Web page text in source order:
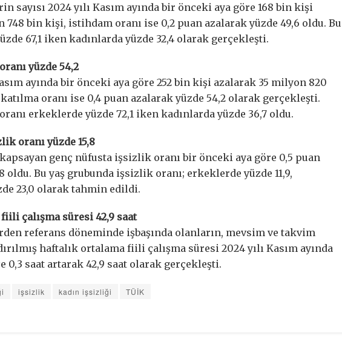
sayısı 2024 yılı Kasım ayında bir önceki aya göre 168 bin kişi
748 bin kişi, istihdam oranı ise 0,2 puan azalarak yüzde 49,6 oldu. Bu
67,1 iken kadınlarda yüzde 32,4 olarak gerçekleşti.
yüzde 54,2
ayında bir önceki aya göre 252 bin kişi azalarak 35 milyon 820
oranı ise 0,4 puan azalarak yüzde 54,2 olarak gerçekleşti.
erkeklerde yüzde 72,1 iken kadınlarda yüzde 36,7 oldu.
oranı yüzde 15,8
kapsayan genç nüfusta işsizlik oranı bir önceki aya göre 0,5 puan
oldu. Bu yaş grubunda işsizlik oranı; erkeklerde yüzde 11,9,
23,0 olarak tahmin edildi.
çalışma süresi 42,9 saat
referans döneminde işbaşında olanların, mevsim ve takvim
haftalık ortalama fiili çalışma süresi 2024 yılı Kasım ayında
0,3 saat artarak 42,9 saat olarak gerçekleşti.
işsizlik kadın işsizliği TÜİK